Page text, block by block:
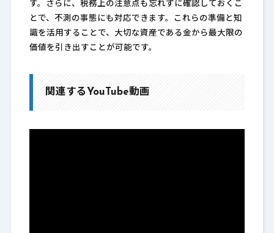
す。さらに、税務上の注意点も忘れずに確認しておくこ
とで、不測の事態にも対応できます。これらの準備と知
識を活用することで、大切な資産である金から最大限の
価値を引き出すことが可能です。
関連するYouTube動画